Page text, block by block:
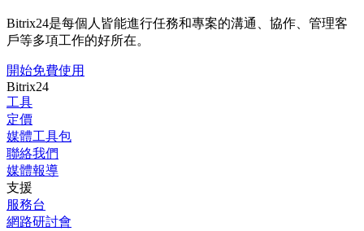
Bitrix24是每個人皆能進行任務和專案的溝通、協作、管理客
戶等多項工作的好所在。
開始免費使用
Bitrix24
工具
定價
媒體工具包
聯絡我們
媒體報導
支援
服務台
網路研討會